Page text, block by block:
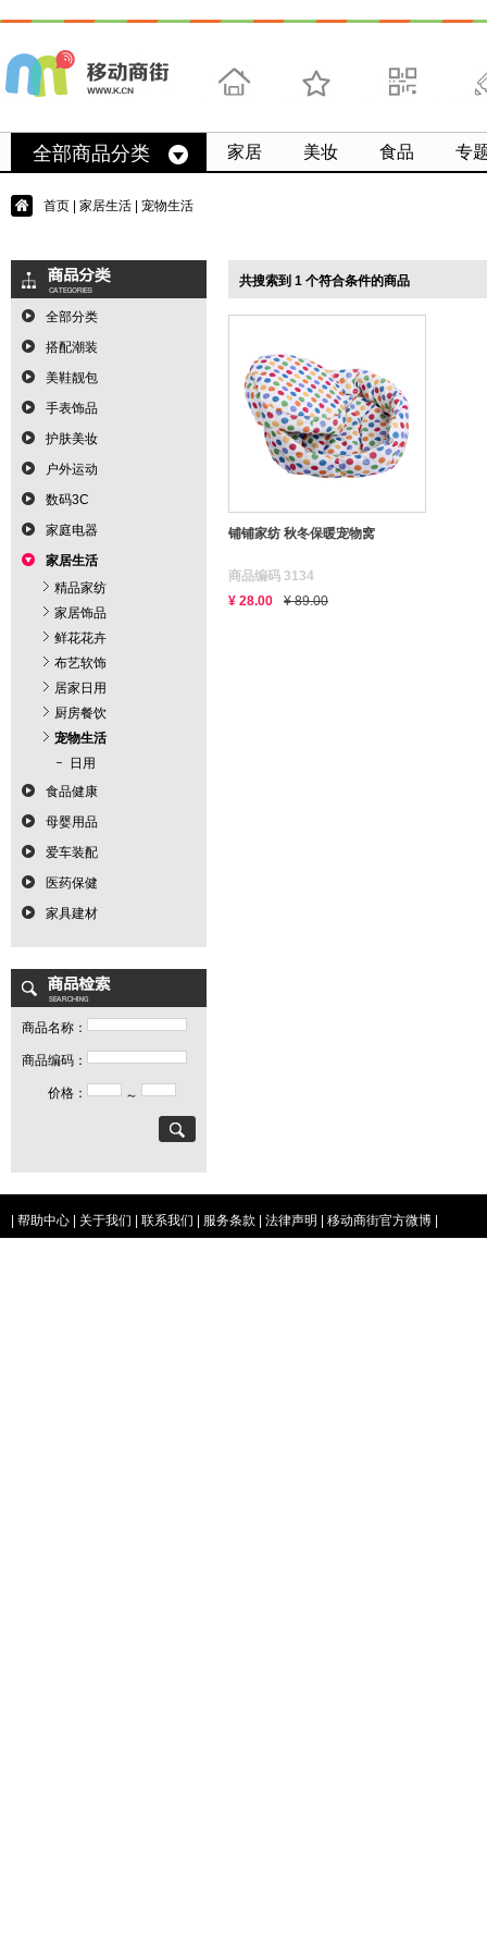
首页 收藏 求扫码 微
全部商品分类 家居 美妆 食品 专
首页 家居生活 | 宠物生活
全部分类
搭配潮装
美鞋靓包
手表饰品
护肤美妆
户外运动
数码3C
家庭电器
家居生活
精品家纺
家居饰品
鲜花花卉
布艺软饰
居家日用
厨房餐饮
宠物生活
日用
食品健康
母婴用品
爱车装配
医药保健
家具建材
商品名称：
商品编码：
价格： ～
共搜索到 1 个符合条件的商品
铺铺家纺 秋冬保暖宠物窝
商品编码 3134
¥ 28.00
¥ 89.00
帮助中心 关于我们 联系我们 服务条款 法律声明 移动商街官方微博